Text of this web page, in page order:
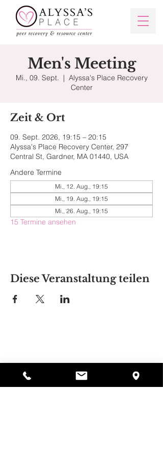
Men's Meeting
Mi., 09. Sept.
  |
Alyssa's Place Recovery
Center
Zeit & Ort
09. Sept. 2026, 19:15 – 20:15
Alyssa's Place Recovery Center, 297
Central St, Gardner, MA 01440, USA
Andere Termine
Mi., 12. Aug., 19:15
Mi., 19. Aug., 19:15
Mi., 26. Aug., 19:15
15 Termine ansehen
Diese Veranstaltung teilen